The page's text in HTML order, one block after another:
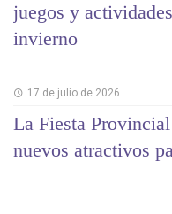
juegos y
invierno
17 de julio de 2026
La Fiesta
nuevos atractivos